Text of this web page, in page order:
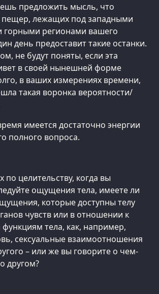
предложить мысль, что
пещер, лежащих под западными
регионами вашего
день предоставит такие останки.
не будут поняты, если эта
в своей нынешней форме
в ваших измерениях времени,
такая воронка вероятности/
имеется достаточно энергии
полного вопроса.
по целительству, когда вы
ощущения тела, имеете ли
которые доступны телу
чувств или в отношении к
тела, как, например,
сексуальные взаимоотношения
– или же вы говорите о чем-
другом?